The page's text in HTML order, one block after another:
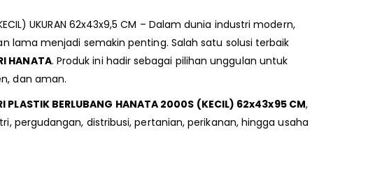
(KECIL) UKURAN 62x43x9,5 CM – Dalam dunia industri modern,
lama menjadi semakin penting. Salah satu solusi terbaik
HANATA. Produk ini hadir sebagai pilihan unggulan untuk
dan aman.
PLASTIK BERLUBANG HANATA 2000S (KECIL) 62x43x95 CM,
pergudangan, distribusi, pertanian, perikanan, hingga usaha